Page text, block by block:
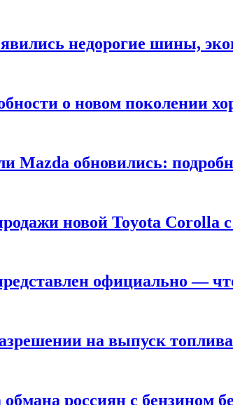
недорогие шины,
о новом поколении
Mazda обновились:
новой Toyota Corolla
официально —
на выпуск
россиян с бензином